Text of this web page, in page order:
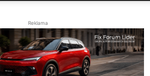
Reklama